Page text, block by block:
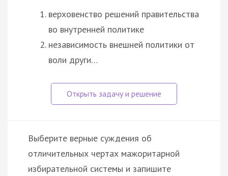
верховенство решений правительства
во внутренней политике
независимость внешней политики от
воли други…
Выберите верные суждения об
отличительных чертах мажоритарной
избирательной системы и запишите